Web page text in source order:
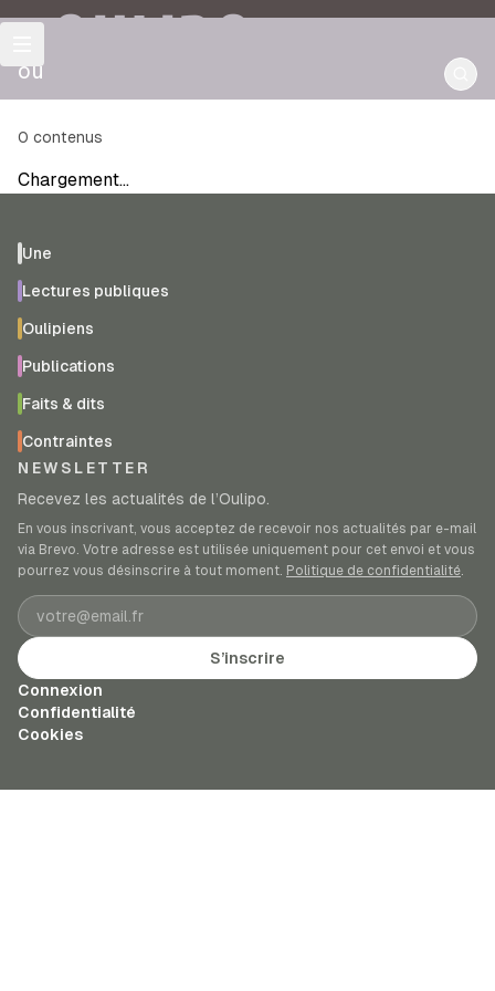
où
0 contenus
Chargement…
Une
Lectures publiques
Oulipiens
Publications
Faits & dits
Contraintes
NEWSLETTER
Recevez les actualités de l’Oulipo.
En vous inscrivant, vous acceptez de recevoir nos actualités par e-mail
via Brevo. Votre adresse est utilisée uniquement pour cet envoi et vous
pourrez vous désinscrire à tout moment. Politique de confidentialité.
Adresse e-mail
S’inscrire
Connexion
Confidentialité
Cookies